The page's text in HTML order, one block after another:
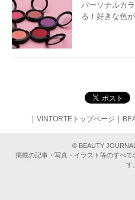
パーソナルカ
る！好きな色
｜ VINTORTEトップページ ｜
© BEAUTY
掲載の記事・写真・イラスト等のすべ
す。